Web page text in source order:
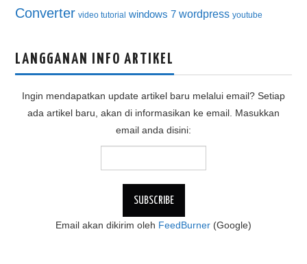
Converter video tutorial windows 7 wordpress youtube
LANGGANAN INFO ARTIKEL
Ingin mendapatkan update artikel baru melalui email? Setiap
ada artikel baru, akan di informasikan ke email. Masukkan
email anda disini:
Email akan dikirim oleh FeedBurner (Google)